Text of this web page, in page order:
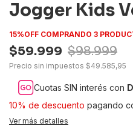
Jogger Kids
15%OFF COMPRANDO 3
$59.999 $98.999
Precio sin impuestos $49.585,95
Cuotas SIN interés con
10% de descuento pagando
Ver más detalles